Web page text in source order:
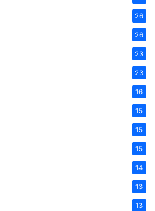
26
26
23
23
16
15
15
15
14
13
13